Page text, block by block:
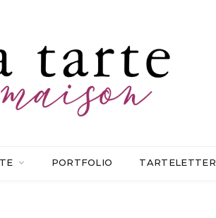
PORTFOLIO TARTELETTER